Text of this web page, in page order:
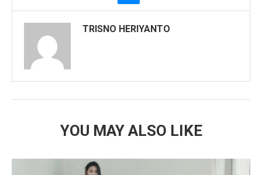
TRISNO HERIYANTO
YOU MAY ALSO LIKE